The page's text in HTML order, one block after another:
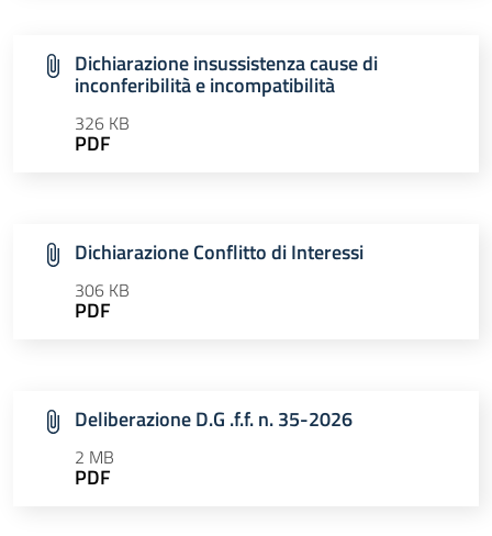
Dichiarazione insussistenza cause di
inconferibilità e incompatibilità
326 KB
PDF
Dichiarazione Conflitto di Interessi
306 KB
PDF
Deliberazione D.G .f.f. n. 35-2026
2 MB
PDF